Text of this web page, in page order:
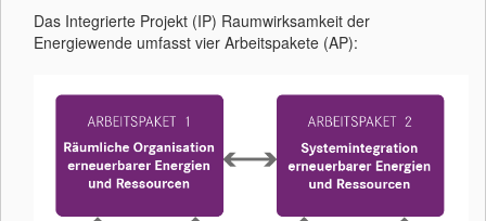
Das Integrierte Projekt (IP) Raumwirksamkeit der
Energiewende umfasst vier Arbeitspakete (AP):